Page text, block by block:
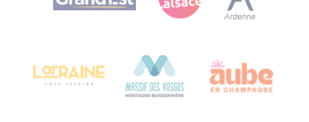
Bureau de Colmar (sede operativa)